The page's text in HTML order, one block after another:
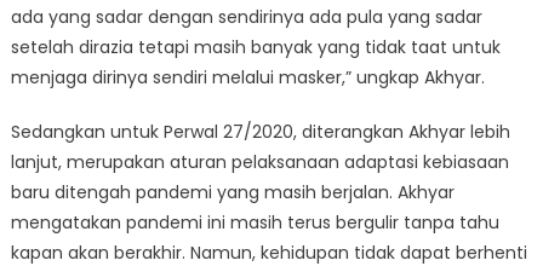
ada yang sadar dengan sendirinya ada pula yang sadar
setelah dirazia tetapi masih banyak yang tidak taat untuk
menjaga dirinya sendiri melalui masker,” ungkap Akhyar.
Sedangkan untuk Perwal 27/2020, diterangkan Akhyar lebih
lanjut, merupakan aturan pelaksanaan adaptasi kebiasaan
baru ditengah pandemi yang masih berjalan. Akhyar
mengatakan pandemi ini masih terus bergulir tanpa tahu
kapan akan berakhir. Namun, kehidupan tidak dapat berhenti